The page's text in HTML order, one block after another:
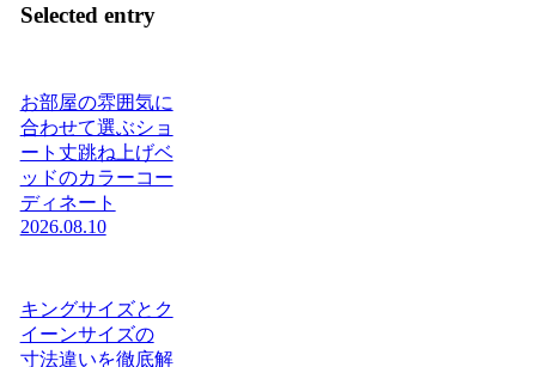
Selected entry
お部屋の雰囲気に
合わせて選ぶショ
ート丈跳ね上げベ
ッドのカラーコー
ディネート
2026.08.10
キングサイズとク
イーンサイズの
寸法違いを徹底解